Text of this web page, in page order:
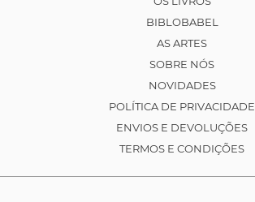
BIBLOBABEL
AS ARTES
SOBRE NÓS
NOVIDADES
POLÍTICA DE PRIVACIDADE
ENVIOS E DEVOLUÇÕES
TERMOS E CONDIÇÕES